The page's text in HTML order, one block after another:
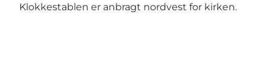
Klokkestablen er anbragt nordvest for kirken.